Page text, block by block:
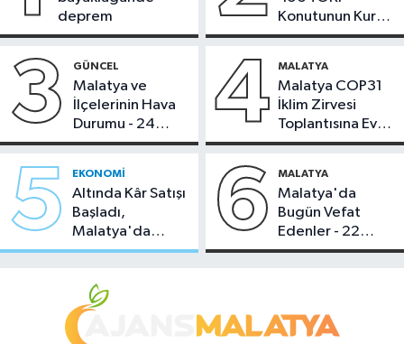
deprem
Konutunun Kurası
Bugün Çekiliyor
3 GÜNCEL
Malatya ve
İlçelerinin Hava
Durumu - 24
Temmuz 2026
4 MALATYA
Malatya COP31
İklim Zirvesi
Toplantısına Ev
Sahipliği Yaptı
5 EKONOMI
Altında Kâr Satışı
Başladı,
Malatya'da
Makas Ne
6 MALATYA
Malatya'da
Bugün Vefat
Edenler - 22
Temmuz 2026